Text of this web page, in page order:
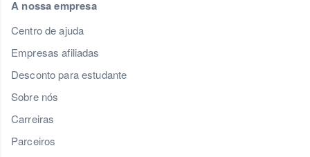
A nossa empresa
Centro de ajuda
Empresas afiliadas
Desconto para estudante
Sobre nós
Carreiras
Parceiros